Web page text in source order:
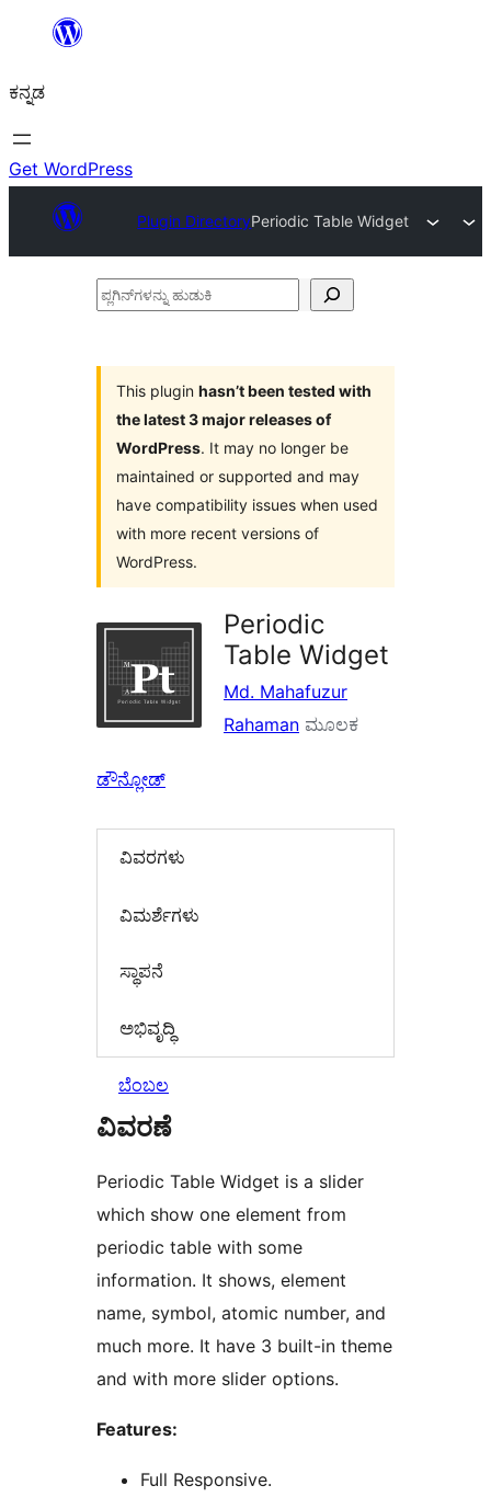
ವಿಷಯಕ್ಕೆ
ಕನ್ನಡ
Get WordPress
Plugin DirectoryPeriodic Table Widget
ಪ್ಲಗಿನ್‌ಗಳನ್ನು
This plugin hasn’t been tested with
the latest 3 major releases of
WordPress. It may no longer be
maintained or supported and may
have compatibility issues when used
with more recent versions of
WordPress.
Periodic
Table Widget
Md. Mahafuzur
Rahaman ಮೂಲಕ
ಡೌನ್ಲೋಡ್
ವಿವರಗಳು
‍ವಿಮರ್ಶೆಗಳು‍
ಸ್ಥಾಪನೆ
ಅಭಿವೃದ್ಧಿ
ಬೆಂಬಲ
ವಿವರಣೆ
Periodic Table Widget is a slider
which show one element from
periodic table with some
information. It shows, element
name, symbol, atomic number, and
much more. It have 3 built-in theme
and with more slider options.
Features:
Full Responsive.